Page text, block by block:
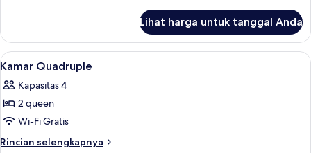
Kamar
Triple
Lihat harga untuk tanggal Anda
Lihat
semua
foto
untuk
Kamar
Quadruple
Kamar Quadruple | Meja kerja,
6
Kamar Quadruple
Kapasitas 4
2 queen
Wi-Fi Gratis
Rincian selengkapnya
Rincian